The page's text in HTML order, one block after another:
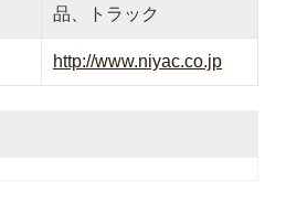
品、トラック
http://www.niyac.co.jp